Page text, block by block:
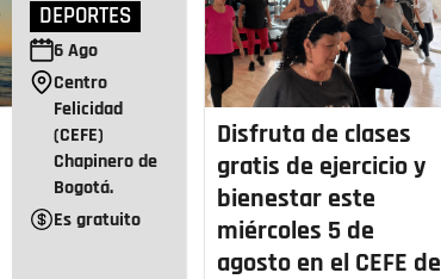
DEPORTES
6Ago
Centro
Felicidad
(CEFE)
Chapinero de
Bogotá.
Es gratuito
Disfruta de clases
gratis de ejercicio y
bienestar este
miércoles 5 de
agosto en el CEFE de